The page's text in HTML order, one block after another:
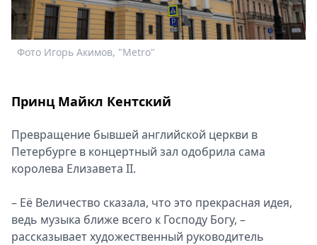
Metro
Фото Игорь Акимов, "Metro"
Принц Майкл Кентский
Превращение бывшей английской церкви в
Петербурге в концертный зал одобрила сама
королева Елизавета II.
– Её Величество сказала, что это прекрасная идея,
ведь музыка ближе всего к Господу Богу, –
рассказывает художественный руководитель